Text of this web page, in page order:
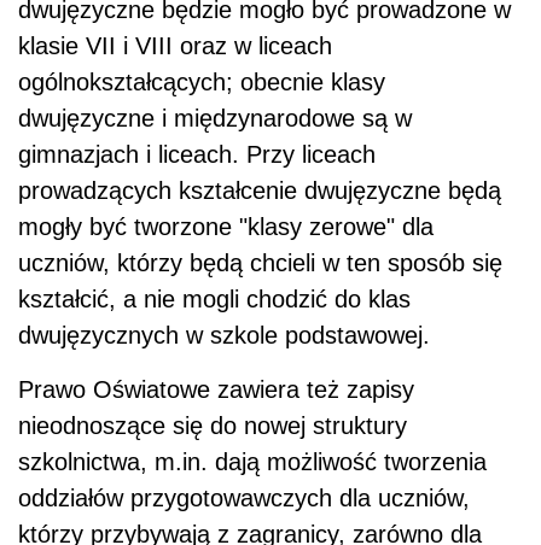
dwujęzyczne będzie mogło być prowadzone w
klasie VII i VIII oraz w liceach
ogólnokształcących; obecnie klasy
dwujęzyczne i międzynarodowe są w
gimnazjach i liceach. Przy liceach
prowadzących kształcenie dwujęzyczne będą
mogły być tworzone "klasy zerowe" dla
uczniów, którzy będą chcieli w ten sposób się
kształcić, a nie mogli chodzić do klas
dwujęzycznych w szkole podstawowej.
Prawo Oświatowe zawiera też zapisy
nieodnoszące się do nowej struktury
szkolnictwa, m.in. dają możliwość tworzenia
oddziałów przygotowawczych dla uczniów,
którzy przybywają z zagranicy, zarówno dla